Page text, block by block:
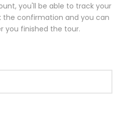
you'll be able to track your
confirmation and you can
you finished the tour.